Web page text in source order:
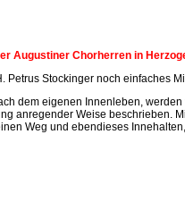
Augustiner Chorherren in
Stockinger noch einfaches
dem eigenen Innenleben,
anregender Weise beschrieben.
Weg und ebendieses